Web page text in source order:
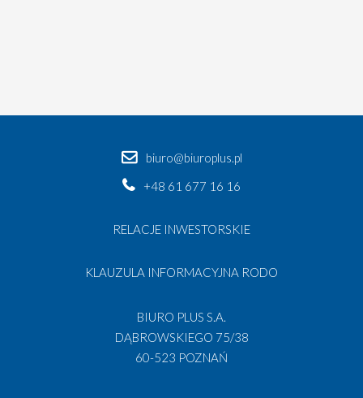
biuro@biuroplus.pl
+48 61 677 16 16
RELACJE INWESTORSKIE
KLAUZULA INFORMACYJNA RODO
BIURO PLUS S.A.
DĄBROWSKIEGO 75/38
60-523 POZNAŃ